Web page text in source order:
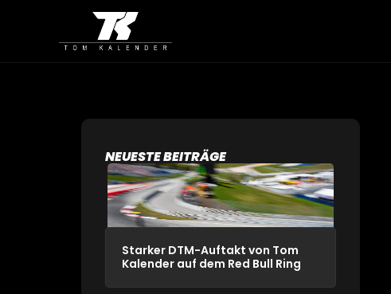
NEUESTE BEITRÄGE
Starker DTM-Auftakt von Tom
Kalender auf dem Red Bull Ring